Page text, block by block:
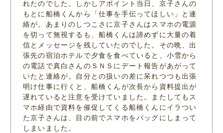
れたのでした。しかしアポイント当日、京子さんの
もとに船橋くんから「仕事を手伝ってほしい」と連
絡が。あまりのしつこさに京子さんはスマホの電源
を切って無視するも、船橋くんは諦めずに大量の着
信とメッセージを残していたのでした。その晩、出
張先の宿泊ホテルで夕食を食べていると、小雪から
の電話で真白さんのＳＮＳにデート報告があがって
いたと連絡が。自分との扱いの差に呆れつつも出張
明け仕事に行くと、船橋くんが次長から資料提出が
遅れていると注意を受けていました。またしてもス
マホ経由で資料を催促してくる船橋くんにイラつい
た京子さんは、目の前でスマホをバッグにしまって
しまいました。